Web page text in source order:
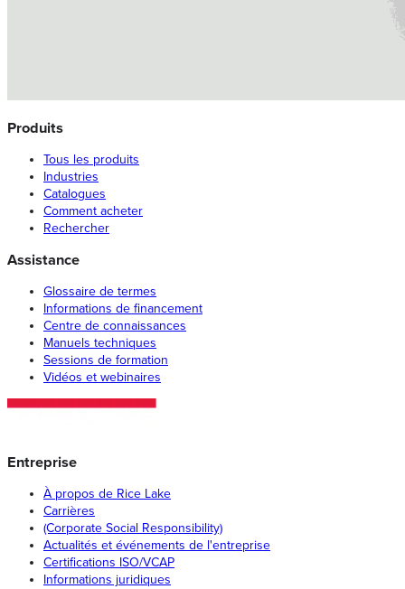
Produits
Tous les produits
Industries
Catalogues
Comment acheter
Rechercher
Assistance
Glossaire de termes
Informations de financement
Centre de connaissances
Manuels techniques
Sessions de formation
Vidéos et webinaires
Entreprise
À propos de Rice Lake
Carrières
(Corporate Social Responsibility)
Actualités et événements de l'entreprise
Certifications ISO/VCAP
Informations juridiques